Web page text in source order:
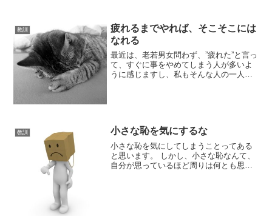
教訓
疲れるまでやれば、そこそこには
なれる
最近は、老若男女問わず、”疲れた”と言っ
て、すぐに事をやめてしまう人が多いよ
うに感じますし、私もそんな人の一人な
教訓 小さな恥を気にするな
小さな恥を気にしてしまうことってある
と思います。 しかし、小さな恥なんて、
自分が思っているほど周りは何とも思っ